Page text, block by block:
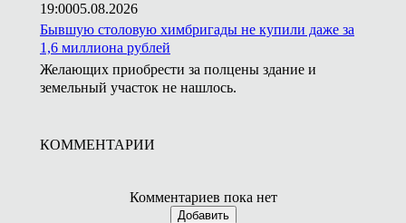
19:0005.08.2026
Бывшую столовую химбригады не купили даже за
1,6 миллиона рублей
Желающих приобрести за полцены здание и
земельный участок не нашлось.
КОММЕНТАРИИ
Комментариев пока нет
Добавить